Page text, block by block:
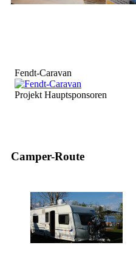
Fendt-Caravan
Projekt Hauptsponsoren
Camper-Route